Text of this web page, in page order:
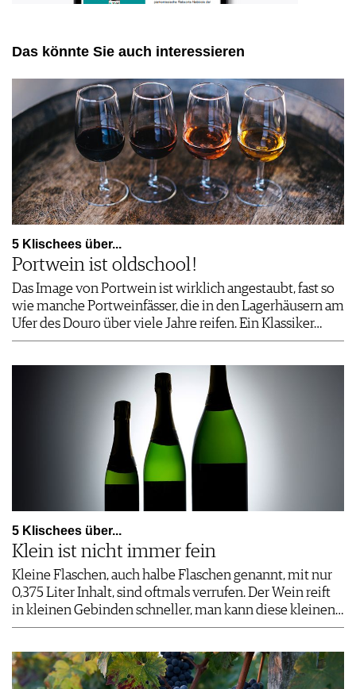
Das könnte Sie auch interessieren
5 Klischees über...
Portwein ist oldschool !
Das Image von Portwein ist wirklich angestaubt, fast so
wie manche Portweinfässer, die in den Lagerhäusern am
Ufer des Douro über viele Jahre reifen. Ein Klassiker…
5 Klischees über...
Klein ist nicht immer fein
Kleine Flaschen, auch halbe Flaschen genannt, mit nur
0,375 Liter Inhalt, sind oftmals verrufen. Der Wein reift
in kleinen Gebinden schneller, man kann diese kleinen…